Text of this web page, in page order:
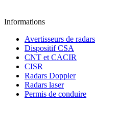
Informations
Avertisseurs de radars
Dispositif CSA
CNT et CACIR
CISR
Radars Doppler
Radars laser
Permis de conduire